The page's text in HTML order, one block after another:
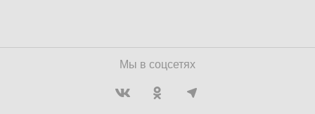
Мы в соцсетях